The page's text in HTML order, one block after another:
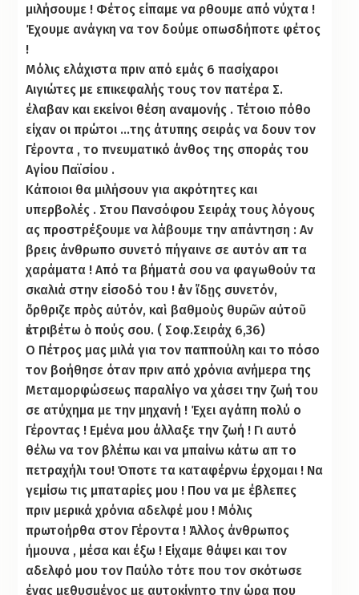
μιλήσουμε ! Φέτος είπαμε να ρθουμε από νύχτα !
Έχουμε ανάγκη να τον δούμε οπωσδήποτε φέτος
!
Μόλις ελάχιστα πριν από εμάς 6 πασίχαροι
Αιγιώτες με επικεφαλής τους τον πατέρα Σ.
έλαβαν και εκείνοι θέση αναμονής . Τέτοιο πόθο
είχαν οι πρώτοι …της άτυπης σειράς να δουν τον
Γέροντα , το πνευματικό άνθος της σποράς του
Αγίου Παϊσίου .
Κάποιοι θα μιλήσουν για ακρότητες και
υπερβολές . Στου Πανσόφου Σειράχ τους λόγους
ας προστρέξουμε να λάβουμε την απάντηση : Αν
βρεις άνθρωπο συνετό πήγαινε σε αυτόν απ τα
χαράματα ! Από τα βήματά σου να φαγωθούν τα
σκαλιά στην είσοδό του ! ἐὰν ἴδῃς συνετόν,
ὄρθριζε πρὸς αὐτόν, καὶ βαθμοὺς θυρῶν αὐτοῦ
ἐκτριβέτω ὁ πούς σου. ( Σοφ.Σειράχ 6,36)
Ο Πέτρος μας μιλά για τον παππούλη και το πόσο
τον βοήθησε όταν πριν από χρόνια ανήμερα της
Μεταμορφώσεως παραλίγο να χάσει την ζωή του
σε ατύχημα με την μηχανή ! Έχει αγάπη πολύ ο
Γέροντας ! Εμένα μου άλλαξε την ζωή ! Γι αυτό
θέλω να τον βλέπω και να μπαίνω κάτω απ το
πετραχήλι του! Όποτε τα καταφέρνω έρχομαι ! Να
γεμίσω τις μπαταρίες μου ! Που να με έβλεπες
πριν μερικά χρόνια αδελφέ μου ! Μόλις
πρωτοήρθα στον Γέροντα ! Άλλος άνθρωπος
ήμουνα , μέσα και έξω ! Είχαμε θάψει και τον
αδελφό μου τον Παύλο τότε που τον σκότωσε
ένας μεθυσμένος με αυτοκίνητο την ώρα που